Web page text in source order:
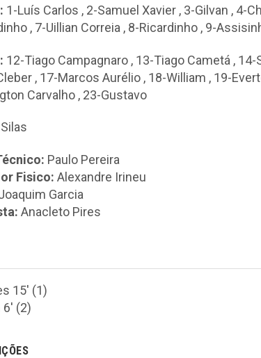
1-Luís Carlos , 2-Samuel Xavier , 3-Gilvan , 4-
, 7-Uillian Correia , 8-Ricardinho , 9-
12-Tiago Campagnaro , 13-Tiago Cametá , 14-
, 17-Marcos Aurélio , 18-William , 19-
Carvalho , 23-Gustavo
Silas
Paulo Pereira
Fisico: Alexandre Irineu
Garcia
Anacleto Pires
15' (1)
6' (2)